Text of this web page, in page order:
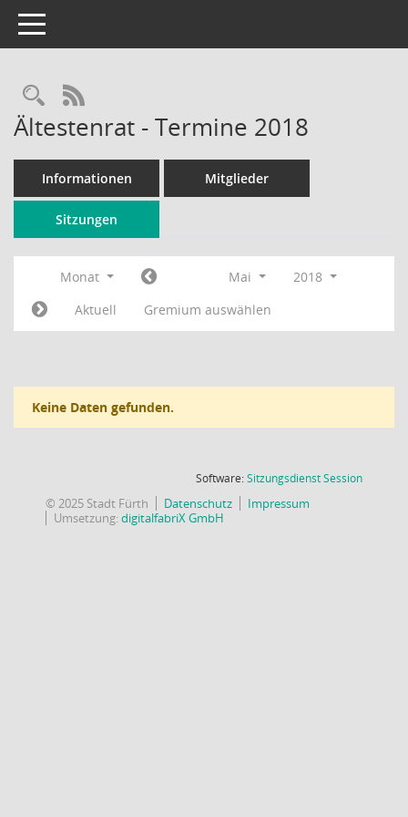
Toggle navigation
Rechercheauswahl
RSS-Feed
Ältestenrat - Termine 2018
Informationen Mitglieder
Sitzungen
Monat Mai
2018
Aktuell
Gremium auswählen
Keine Daten gefunden.
Software:SitzungsdienstSession(Wird in
© 2025 Stadt Fürth Datenschutz
Impressum
Umsetzung:digitalfabriX GmbH